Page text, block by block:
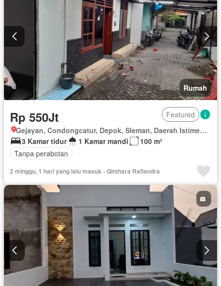
Rumah
Rp 550Jt
Featured
Gejayan, Condongcatur, Depok, Sleman, Daerah Istimewa Yogyakarta
3 Kamar tidur
1 Kamar mandi
100 m²
Tanpa perabotan
2 minggu, 1 hari yang lalu masuk - Qinthara Rafiandra